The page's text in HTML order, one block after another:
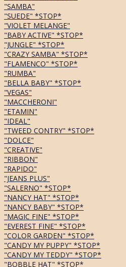
"SAMBA"
"SUEDE" *STOP*
"VIOLET MELANGE"
"BABY ACTIVE" *STOP*
"JUNGLE" *STOP*
"CRAZY SAMBA" *STOP*
"FLAMENCO" *STOP*
"RUMBA"
"BELLA BABY" *STOP*
"VEGAS"
"MACCHERONI"
"ETAMIN"
"IDEAL"
"TWEED CONTRY" *STOP*
"DOLCE"
"CREATIVE"
"RIBBON"
"RAPIDO"
"JEANS PLUS"
"SALERNO" *STOP*
"NANCY HAT" *STOP*
"NANCY BABY" *STOP*
"MAGIC FINE" *STOP*
"EVEREST FINE" *STOP*
"COLOR GARDEN" *STOP*
"CANDY MY PUPPY" *STOP*
"CANDY MY TEDDY" *STOP*
"BOBBLE HAT" *STOP*